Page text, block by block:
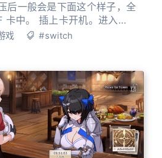
后一般会是下面这个样子，全
开机。进入
的 emuMMC。 点击
回到虚拟系统管理页，左上此时已经
戏 #switch